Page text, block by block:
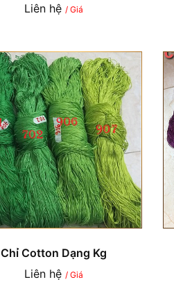
Liên hệ / Giá
Chỉ Cotton Dạng Kg
Liên hệ / Giá